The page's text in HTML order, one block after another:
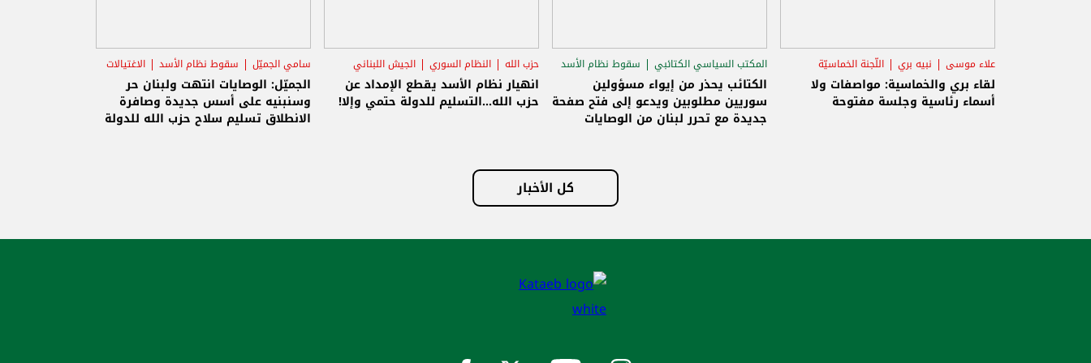
علاء موسى نبيه بري اللّجنة الخماسيّة
لقاء بري والخماسية: مواصفات ولا
أسماء رئاسية وجلسة مفتوحة
المكتب السياسي الكتائبي
سقوط نظام الأسد
الاستحقاق الرئاسي
الكتائب يحذر من إيواء مسؤولين
سوريين مطلوبين ويدعو إلى فتح صفحة
جديدة مع تحرر لبنان من الوصايات
حزب الله النظام السوري الجيش اللبناني
انهيار نظام الأسد يقطع الإمداد عن
حزب الله...التسليم للدولة حتمي وإلا!
سامي الجميّل سقوط نظام الأسد الاغتيالات
الجميّل: الوصايات انتهت ولبنان حر
وسنبنيه على أسس جديدة وصافرة
الانطلاق تسليم سلاح حزب الله للدولة
كل الأخبار